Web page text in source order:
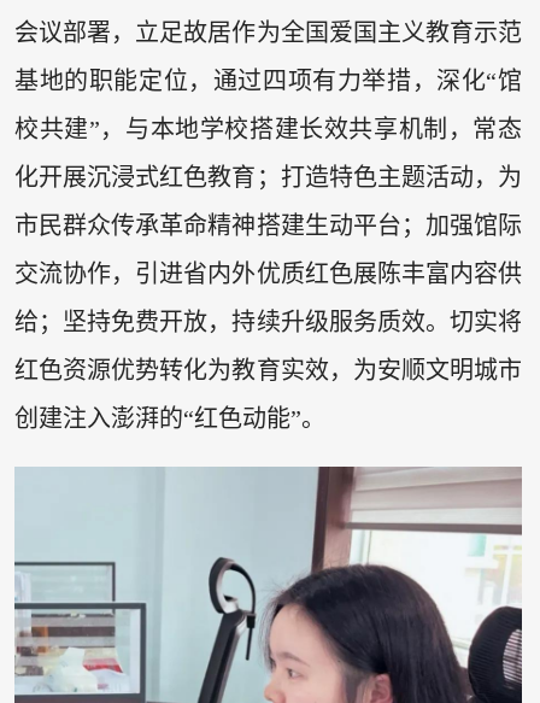
会议部署，立足故居作为全国爱国主义教育示范
基地的职能定位，通过四项有力举措，深化“馆
校共建”，与本地学校搭建长效共享机制，常态
化开展沉浸式红色教育；打造特色主题活动，为
市民群众传承革命精神搭建生动平台；加强馆际
交流协作，引进省内外优质红色展陈丰富内容供
给；坚持免费开放，持续升级服务质效。切实将
红色资源优势转化为教育实效，为安顺文明城市
创建注入澎湃的“红色动能”。